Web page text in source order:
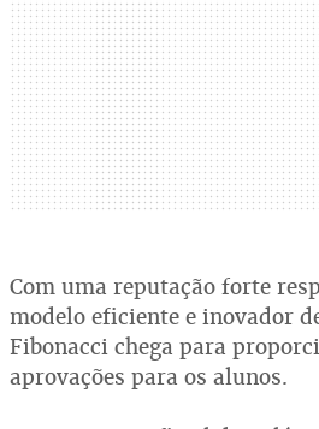
Com uma reputação forte
modelo eficiente e inovador
Fibonacci chega para
aprovações para os alunos.